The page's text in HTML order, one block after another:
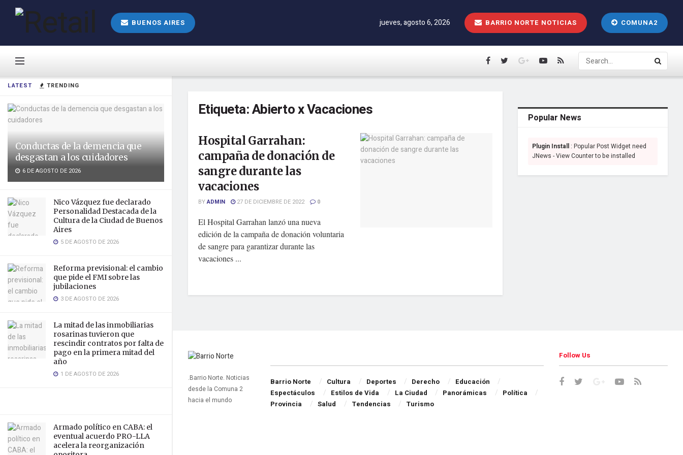
LATEST TRENDING
Conductas de la demencia que
desgastan a los cuidadores
6 DE AGOSTO DE 2026
Nico Vázquez fue declarado
Personalidad Destacada de la
Cultura de la Ciudad de Buenos
Aires
5 DE AGOSTO DE 2026
Reforma previsional: el cambio
que pide el FMI sobre las
jubilaciones
3 DE AGOSTO DE 2026
La mitad de las inmobiliarias
rosarinas tuvieron que
rescindir contratos por falta de
pago en la primera mitad del
año
1 DE AGOSTO DE 2026
Armado político en CABA: el
eventual acuerdo PRO-LLA
acelera la reorganización
BUENOS AIRES jueves, agosto 6, 2026 BARRIO NORTE NOTICIAS COMUNA2
Etiqueta:Abierto x Vacaciones
Hospital Garrahan:
campaña de donación de
sangre durante las
vacaciones
BYADMIN 27 DE DICIEMBRE DE 2022 0
El Hospital Garrahan lanzó una nueva
edición de la campaña de donación voluntaria
de sangre para garantizar durante las
vacaciones ...
Popular News
Plugin Install : Popular Post Widget need
JNews - View Counter to be installed
.Barrio Norte. Noticias
desde la Comuna 2
hacia el mundo
Barrio Norte Cultura Deportes Derecho
Educación
Espectáculos
Estilos de Vida La Ciudad Panorámicas
Política
Provincia
Salud Tendencias Turismo
Follow Us